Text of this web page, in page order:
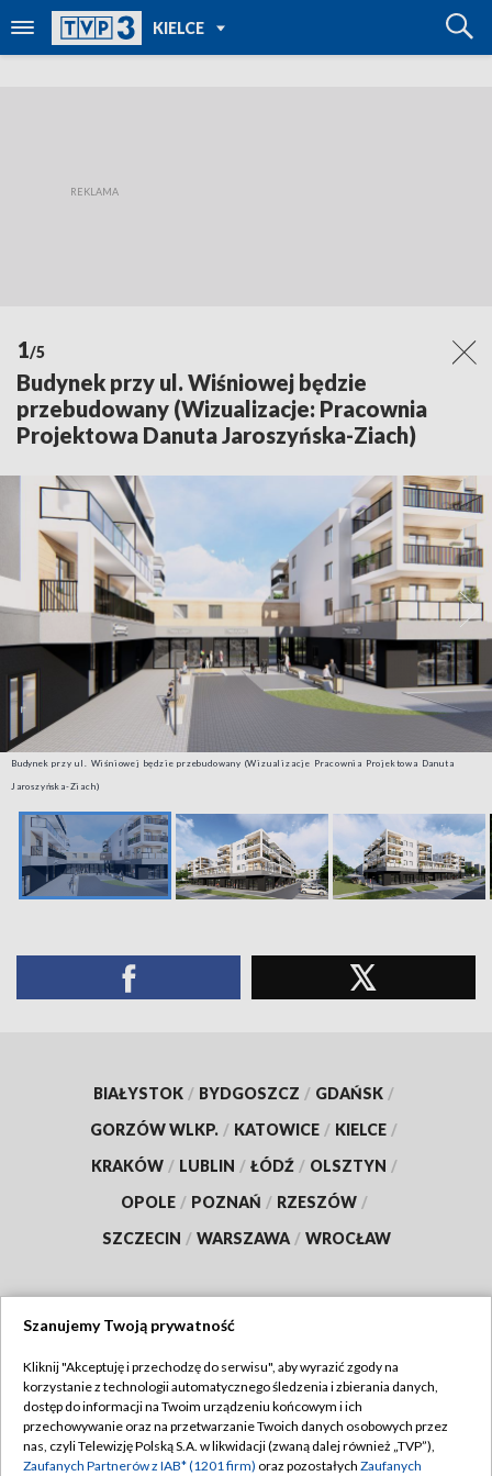
KIELCE
TVP REGIONY
1/5
Budynek przy ul. Wiśniowej będzie
przebudowany (Wizualizacje: Pracownia
Projektowa Danuta Jaroszyńska-Ziach)
Budynek przy ul. Wiśniowej będzie przebudowany (Wizualizacje Pracownia Projektowa Danuta
Jaroszyńska-Ziach)
BIAŁYSTOK / BYDGOSZCZ / GDAŃSK /
GORZÓW WLKP. / KATOWICE / KIELCE /
KRAKÓW / LUBLIN / ŁÓDŹ / OLSZTYN /
OPOLE / POZNAŃ / RZESZÓW /
SZCZECIN / WARSZAWA / WROCŁAW
TVP
Abonament TVP
Emisja w TVP
Regulamin TVP
Polityka prywatności
Szanujemy Twoją prywatność
Kliknij "Akceptuję i przechodzę do serwisu", aby wyrazić zgody na
korzystanie z technologii automatycznego śledzenia i zbierania danych,
dostęp do informacji na Twoim urządzeniu końcowym i ich
przechowywanie oraz na przetwarzanie Twoich danych osobowych przez
nas, czyli Telewizję Polską S.A. w likwidacji (zwaną dalej również „TVP”),
Zaufanych Partnerów z IAB* (1201 firm) oraz pozostałych Zaufanych